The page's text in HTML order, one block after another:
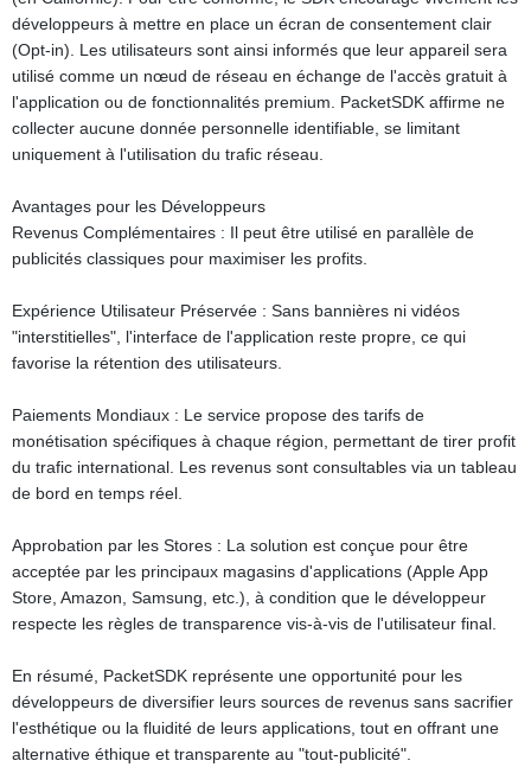
développeurs à mettre en place un écran de consentement clair
(Opt-in). Les utilisateurs sont ainsi informés que leur appareil sera
utilisé comme un nœud de réseau en échange de l'accès gratuit à
l'application ou de fonctionnalités premium. PacketSDK affirme ne
collecter aucune donnée personnelle identifiable, se limitant
uniquement à l'utilisation du trafic réseau.
Avantages pour les Développeurs
Revenus Complémentaires : Il peut être utilisé en parallèle de
publicités classiques pour maximiser les profits.
Expérience Utilisateur Préservée : Sans bannières ni vidéos
"interstitielles", l'interface de l'application reste propre, ce qui
favorise la rétention des utilisateurs.
Paiements Mondiaux : Le service propose des tarifs de
monétisation spécifiques à chaque région, permettant de tirer profit
du trafic international. Les revenus sont consultables via un tableau
de bord en temps réel.
Approbation par les Stores : La solution est conçue pour être
acceptée par les principaux magasins d'applications (Apple App
Store, Amazon, Samsung, etc.), à condition que le développeur
respecte les règles de transparence vis-à-vis de l'utilisateur final.
En résumé, PacketSDK représente une opportunité pour les
développeurs de diversifier leurs sources de revenus sans sacrifier
l'esthétique ou la fluidité de leurs applications, tout en offrant une
alternative éthique et transparente au "tout-publicité".